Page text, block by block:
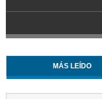
MÁS LEÍDO